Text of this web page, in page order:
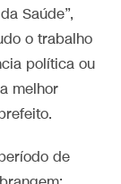
Saúde”,
o trabalho
política ou
melhor
de